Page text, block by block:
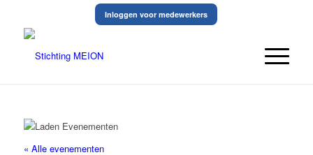
Inloggen voor medewerkers
« Alle evenementen